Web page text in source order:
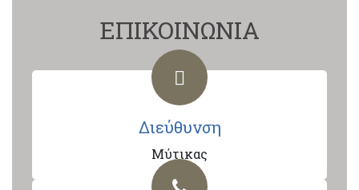
ΕΠΙΚΟΙΝΩΝΙΑ
Διεύθυνση
Μύτικας